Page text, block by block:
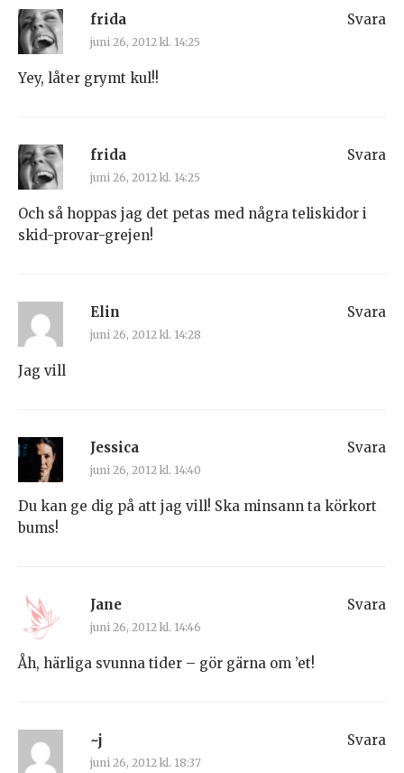
frida
juni 26, 2012 kl. 14:25
Yey, låter grymt kul!!
Svara
frida
juni 26, 2012 kl. 14:25
Och så hoppas jag det petas med några teliskidor i
skid-provar-grejen!
Svara
Elin
juni 26, 2012 kl. 14:28
Jag vill
Svara
Jessica
juni 26, 2012 kl. 14:40
Du kan ge dig på att jag vill! Ska minsann ta körkort
bums!
Svara
Jane
juni 26, 2012 kl. 14:46
Åh, härliga svunna tider – gör gärna om ’et!
Svara
~j
juni 26, 2012 kl. 18:37
Svara